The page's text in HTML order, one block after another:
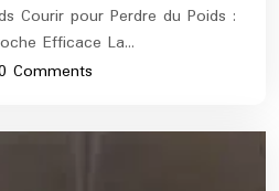
Courir pour Perdre du Poids :
Efficace La…
Comments